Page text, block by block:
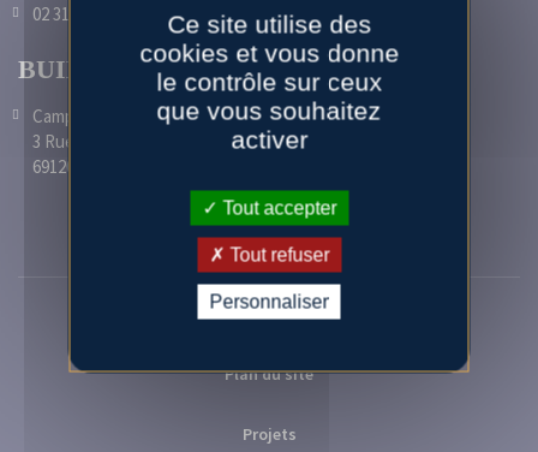
02 31 46 23 00
BUILDERS Lyon
Campus de Vaulx-en-Velin
3 Rue Maurice Audin
69120 Vaulx-en-Velin
AUTRES LIENS
Mentions légales
Plan du site
Projets
Ce site utilise des
cookies et vous donne
le contrôle sur ceux
que vous souhaitez
activer
Tout accepter
Tout refuser
Personnaliser